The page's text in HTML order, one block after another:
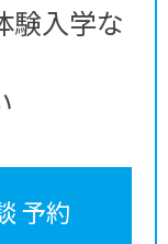
験入学な
予約